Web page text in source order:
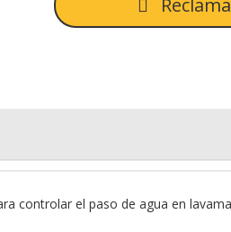
controlar el paso de agua en